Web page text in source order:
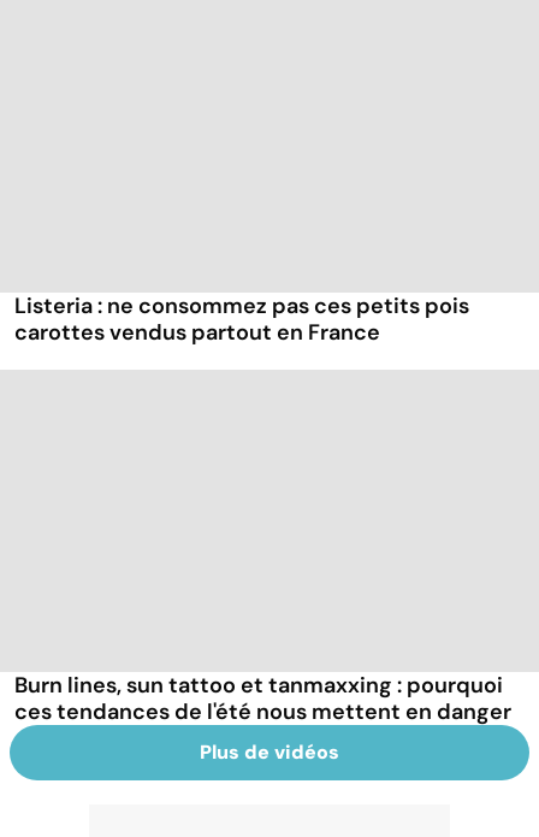
Listeria : ne consommez pas ces petits pois
carottes vendus partout en France
Burn lines, sun tattoo et tanmaxxing : pourquoi
ces tendances de l'été nous mettent en danger
Plus de vidéos